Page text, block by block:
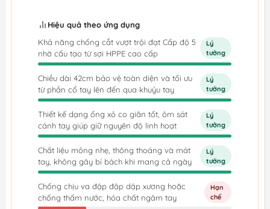
Hiệu quả theo ứng dụng
Khả năng chống cắt vượt trội đạt Cấp độ 5
nhờ cấu tạo từ sợi HPPE cao cấp
Lý
tưởng
Chiều dài 42cm bảo vệ toàn diện và tối ưu
từ phần cổ tay lên đến qua khuỷu tay
Lý
tưởng
Thiết kế dạng ống xỏ co giãn tốt, ôm sát
cánh tay giúp giữ nguyên độ linh hoạt
Lý
tưởng
Chất liệu mỏng nhẹ, thông thoáng và mát
tay, không gây bí bách khi mang cả ngày
Lý
tưởng
Chống chịu va đập đập dập xương hoặc
chống thấm nước, hóa chất ngâm tay
Hạn
chế